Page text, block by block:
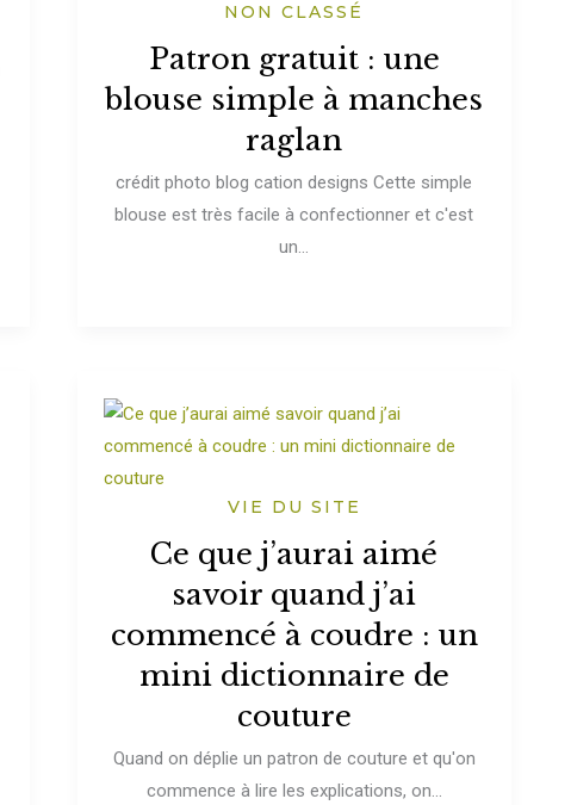
NON CLASSÉ
Patron gratuit : une
blouse simple à manches
raglan
crédit photo blog cation designs Cette simple
blouse est très facile à confectionner et c'est
un...
VIE DU SITE
Ce que j’aurai aimé
savoir quand j’ai
commencé à coudre : un
mini dictionnaire de
couture
Quand on déplie un patron de couture et qu'on
commence à lire les explications, on...